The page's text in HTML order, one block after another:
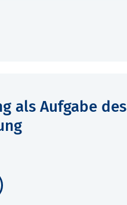
als Aufgabe des